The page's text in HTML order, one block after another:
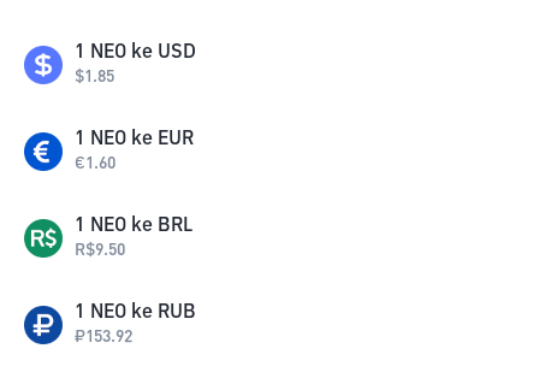
1 NEO ke USD
$1.85
1 NEO ke EUR
€1.60
1 NEO ke BRL
R$9.50
1 NEO ke RUB
₽153.92